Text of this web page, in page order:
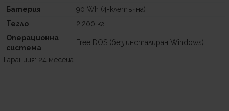
Батерия
90 Wh (4-клетъчна)
Тегло
2.200 кг
Операционна
система
Free DOS (без инсталиран Windows)
Гаранция: 24 месеца